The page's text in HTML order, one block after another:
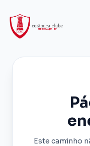
Este caminho